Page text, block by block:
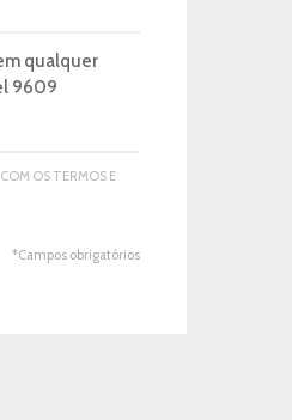
OS TERMOS E
*Campos obrigatórios